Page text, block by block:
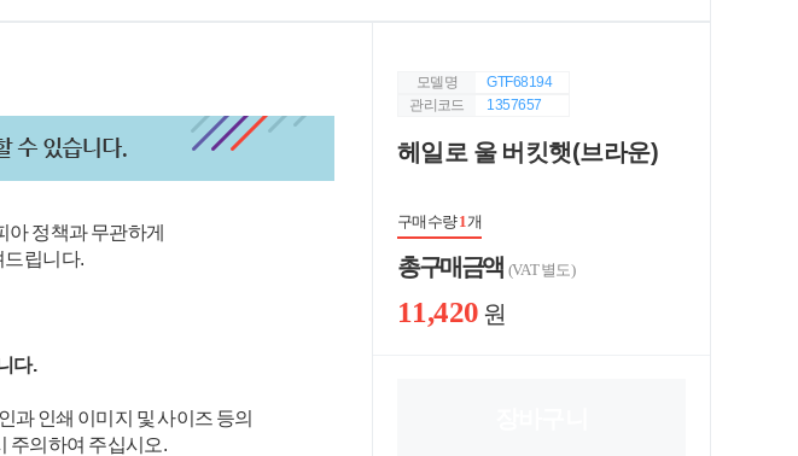
정책과 무관하게
드립니다.
다.
과 인쇄 이미지 및 사이즈 등의
주의하여 주십시오.
모델명
GTF68194
관리코드
1357657
헤일로 울 버킷햇(브라운)
구매수량1개
총 구매 금액 (VAT 별도)
11,420 원